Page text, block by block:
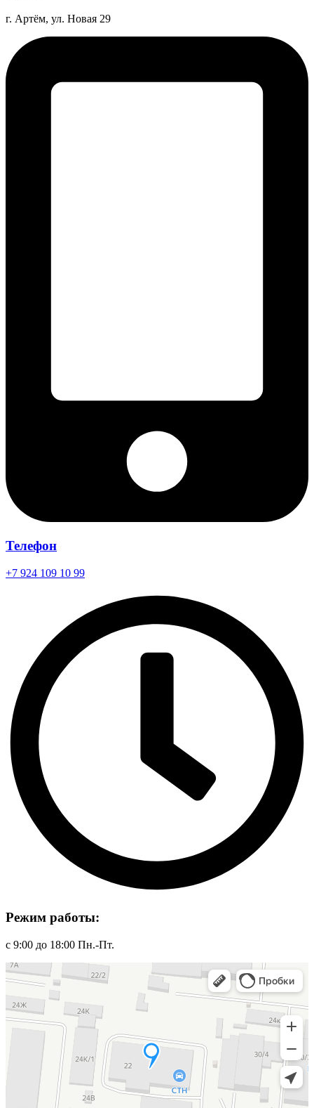
г. Артём, ул. Новая 29
Телефон
+7 924 109 10 99
Режим работы:
с 9:00 до 18:00 Пн.-Пт.